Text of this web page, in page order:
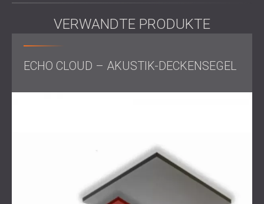
Notwendigkeit, akustische Maßnahmen rund um die
vorhandenen Deckenleuchten anzubringen. Um eine
nahtlose Integration zu gewährleisten, war
abgestimmt auf die Raumnutzung
Produktion von nicht standardisierten,
großformatigen textilen Akustikplatten
Schachbrettartige Verlegung durch zwei
unterschiedliche Plattenstärken
VERWANDTE PRODUKTE
ECHO CLOUD – AKUSTIK-DECKENSEGEL